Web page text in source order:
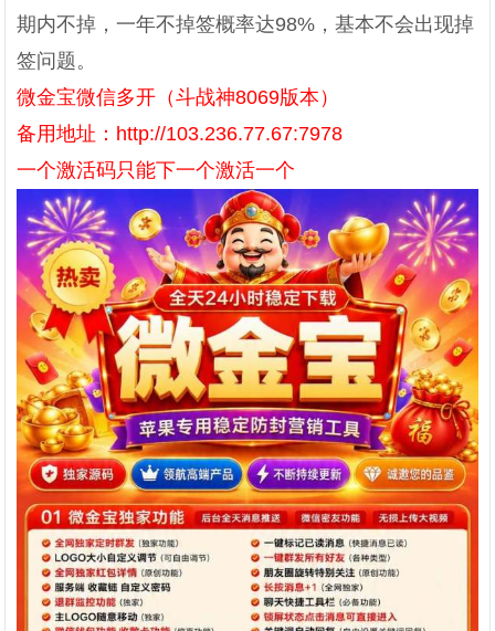
期内不掉，一年不掉签概率达98%，基本不会出现掉
签问题。
微金宝微信多开（斗战神8069版本）
备用地址：http://103.236.77.67:7978
一个激活码只能下一个激活一个